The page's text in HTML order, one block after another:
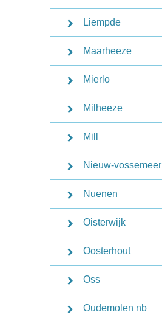
Liempde
Maarheeze
Mierlo
Milheeze
Mill
Nieuw-vossemeer
Nuenen
Oisterwijk
Oosterhout
Oss
Oudemolen nb